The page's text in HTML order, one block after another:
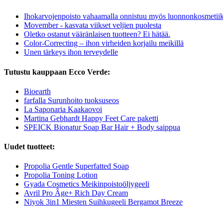
Ihokarvojenpoisto vahaamalla onnistuu myös
Movember - kasvata viikset veljien puolesta
Oletko ostanut vääränlaisen tuotteen? Ei hätää.
Color-Correcting – ihon virheiden korjailu meikillä
Unen tärkeys ihon terveydelle
Tutustu kauppaan Ecco Verde:
Bioearth
farfalla Surunhoito tuoksuseos
La Saponaria Kaakaovoi
Martina Gebhardt Happy Feet Care paketti
SPEICK Bionatur Soap Bar Hair + Body saippua
Uudet tuotteet:
Propolia Gentle Superfatted Soap
Propolia Toning Lotion
Gyada Cosmetics Meikinpoistoöljygeeli
Avril Pro Âge+ Rich Day Cream
Niyok 3in1 Miesten Suihkugeeli Bergamot Breeze